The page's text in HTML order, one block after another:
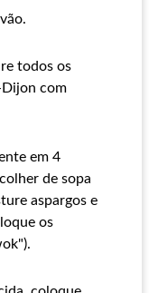
todos os
com
em 4
de sopa
aspargos e
os